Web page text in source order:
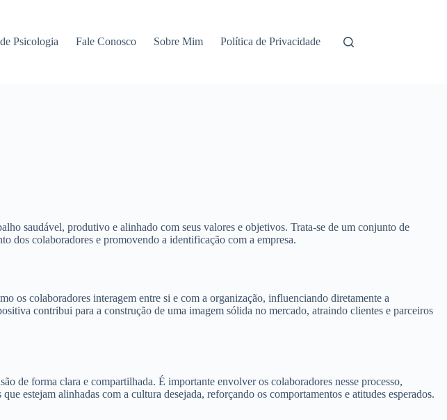
Psicologia Fale Conosco Sobre Mim Política de Privacidade
saudável, produtivo e alinhado com seus valores e objetivos. Trata-se de um conjunto de
dos colaboradores e promovendo a identificação com a empresa.
os colaboradores interagem entre si e com a organização, influenciando diretamente a
contribui para a construção de uma imagem sólida no mercado, atraindo clientes e parceiros
de forma clara e compartilhada. É importante envolver os colaboradores nesse processo,
estejam alinhadas com a cultura desejada, reforçando os comportamentos e atitudes esperados.